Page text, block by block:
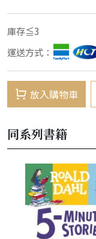
庫存≦3
運送方式：
放入購物車
同系列書籍